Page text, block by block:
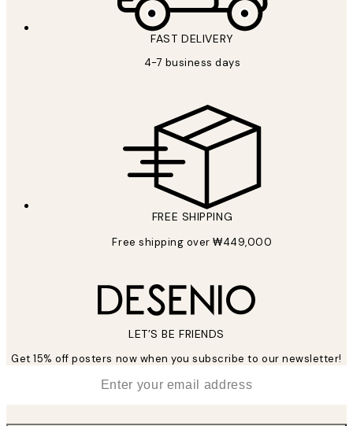
FAST DELIVERY
4-7 business days
FREE SHIPPING
Free shipping over ₩449,000
LET’S BE FRIENDS
Get 15% off posters now when you subscribe to our newsletter!